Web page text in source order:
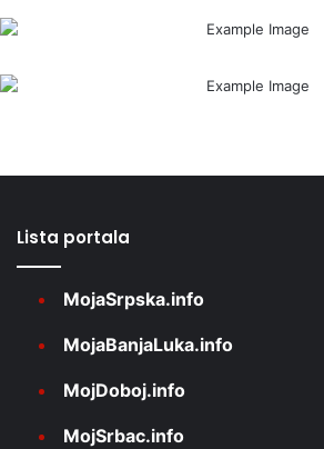
Lista portala
MojaSrpska.info
MojaBanjaLuka.info
MojDoboj.info
MojSrbac.info